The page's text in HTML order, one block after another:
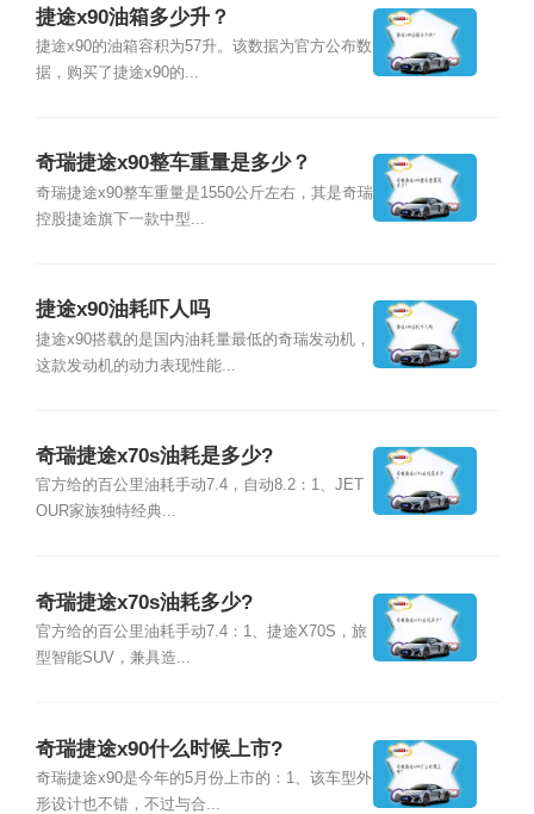
捷途x90油箱多少升？
捷途x90的油箱容积为57升。该数据为官方公布数
据，购买了捷途x90的...
奇瑞捷途x90整车重量是多少？
奇瑞捷途x90整车重量是1550公斤左右，其是奇瑞
控股捷途旗下一款中型...
捷途x90油耗吓人吗
捷途x90搭载的是国内油耗量最低的奇瑞发动机，
这款发动机的动力表现性能...
奇瑞捷途x70s油耗是多少?
官方给的百公里油耗手动7.4，自动8.2：1、JET
OUR家族独特经典...
奇瑞捷途x70s油耗多少?
官方给的百公里油耗手动7.4：1、捷途X70S，旅
型智能SUV，兼具造...
奇瑞捷途x90什么时候上市?
奇瑞捷途x90是今年的5月份上市的：1、该车型外
形设计也不错，不过与合...